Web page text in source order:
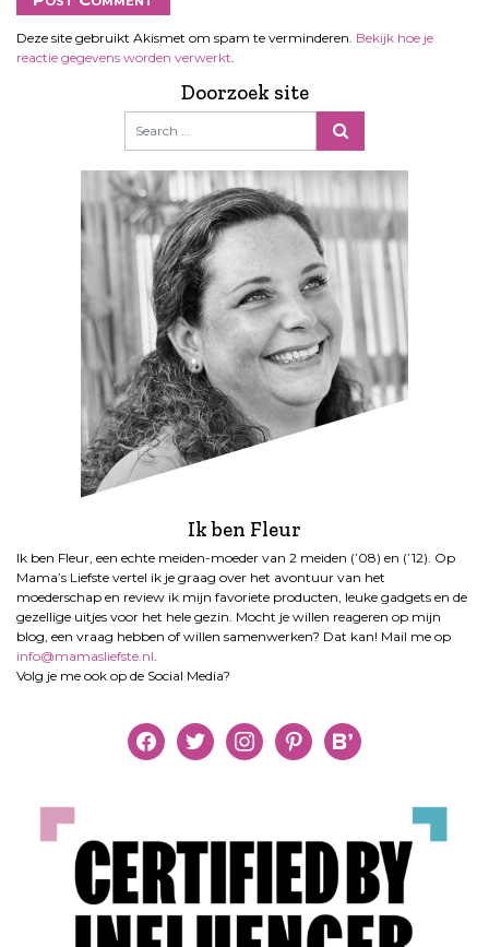
Deze site gebruikt Akismet om spam te verminderen. Bekijk hoe je
reactie gegevens worden verwerkt
Doorzoek site
Ik ben Fleur
Ik ben Fleur, een echte meiden-moeder van 2 meiden (’08) en (’12). Op
Mama’s Liefste vertel ik je graag over het avontuur van het
moederschap en review ik mijn favoriete producten, leuke gadgets en de
gezellige uitjes voor het hele gezin. Mocht je willen reageren op mijn
blog, een vraag hebben of willen samenwerken? Dat kan! Mail me op
info@mamasliefste.nl
Volg je me ook op de Social Media?
facebooktwitter instagrampinterestbloglovin